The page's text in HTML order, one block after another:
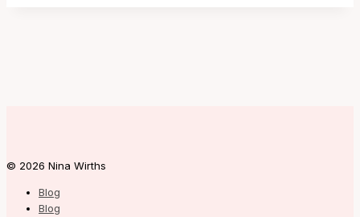
© 2026 Nina Wirths
Blog
Blog